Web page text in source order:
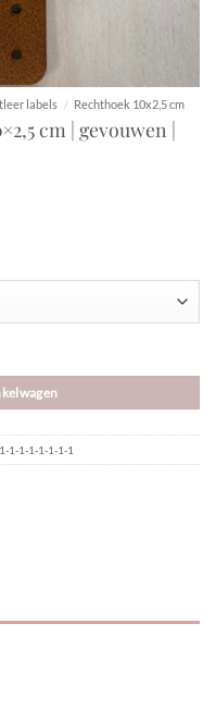
labels / Rechthoek 10x2,5 cm
cm | gevouwen |
1-1-1-1-1-1-1